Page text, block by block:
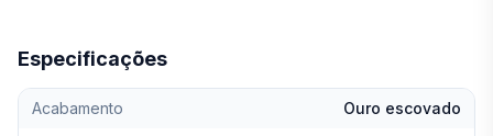
Especificações
Acabamento Ouro escovado